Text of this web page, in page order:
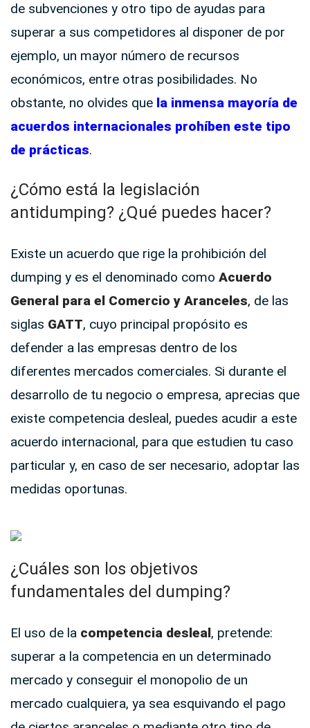
de subvenciones y otro tipo de ayudas para
superar a sus competidores al disponer de por
ejemplo, un mayor número de recursos
económicos, entre otras posibilidades. No
obstante, no olvides que la inmensa mayoría de
acuerdos internacionales prohíben este tipo
de prácticas.
¿Cómo está la legislación
antidumping? ¿Qué puedes hacer?
Existe un acuerdo que rige la prohibición del
dumping y es el denominado como Acuerdo
General para el Comercio y Aranceles, de las
siglas GATT, cuyo principal propósito es
defender a las empresas dentro de los
diferentes mercados comerciales. Si durante el
desarrollo de tu negocio o empresa, aprecias que
existe competencia desleal, puedes acudir a este
acuerdo internacional, para que estudien tu caso
particular y, en caso de ser necesario, adoptar las
medidas oportunas.
¿Cuáles son los objetivos
fundamentales del dumping?
El uso de la competencia desleal, pretende:
superar a la competencia en un determinado
mercado y conseguir el monopolio de un
mercado cualquiera, ya sea esquivando el pago